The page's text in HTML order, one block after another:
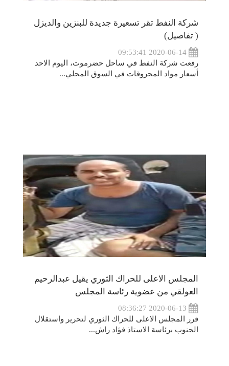
شركة النفط تقر تسعيرة جديدة للبنزين والديزل
( تفاصيل)
رفعت شركة النفط في ساحل حضرموت، اليوم الاحد
أسعار مواد المحروقات في السوق المحلي...
المجلس الاعلى للحراك الثوري يقيل عبدالرحيم
العولقي من عضوية رئاسة المجلس
قرر المجلس الاعلى للحراك الثوري لتحرير واستقلال
الجنوب برئاسة الاستاذ فؤاد راش...